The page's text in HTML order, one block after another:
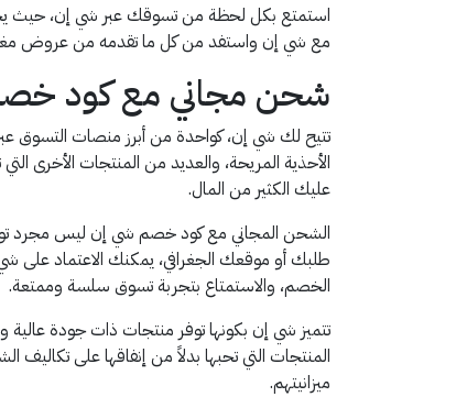
استمتع بكل لحظة من تسوقك عبر شي إن، حيث
مع شي إن واستفد من كل ما تقدمه من عروض
شحن مجاني مع كود
تتيح لك شي إن، كواحدة من أبرز منصات التسوق
الأحذية المريحة، والعديد من المنتجات الأخرى
عليك الكثير من المال.
الشحن المجاني مع كود خصم شي إن ليس مجرد
طلبك أو موقعك الجغرافي، يمكنك الاعتماد على
الخصم، والاستمتاع بتجربة تسوق سلسة وممتعة.
تتميز شي إن بكونها توفر منتجات ذات جودة
المنتجات التي تحبها بدلاً من إنفاقها على
ميزانيتهم.